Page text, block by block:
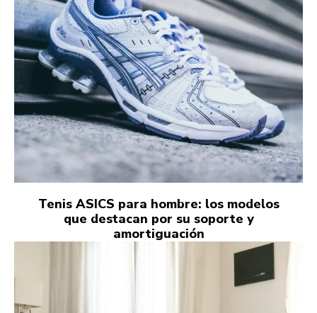
Tenis ASICS para hombre: los modelos
que destacan por su soporte y
amortiguación